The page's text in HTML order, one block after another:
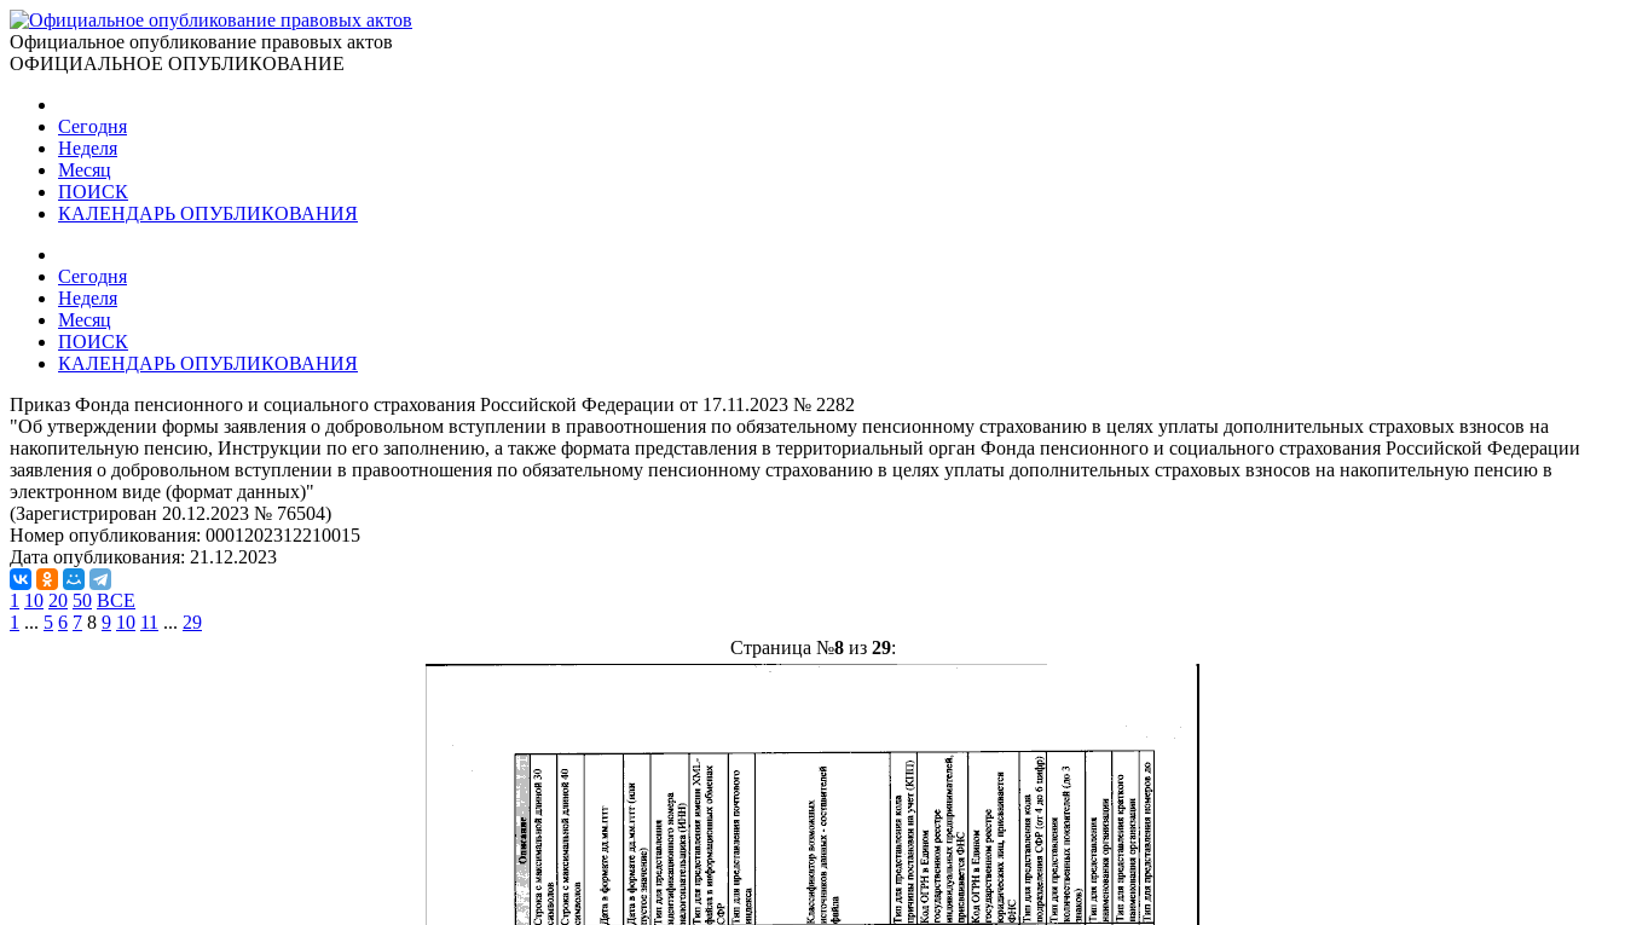
Официальное опубликование правовых актов
ОФИЦИАЛЬНОЕ ОПУБЛИКОВАНИЕ
Сегодня
Неделя
Месяц
ПОИСК
КАЛЕНДАРЬ ОПУБЛИКОВАНИЯ
Сегодня
Неделя
Месяц
ПОИСК
КАЛЕНДАРЬ ОПУБЛИКОВАНИЯ
Приказ Фонда пенсионного и социального страхования Российской Федерации от 17.11.2023 № 2282
"Об утверждении формы заявления о добровольном вступлении в правоотношения по обязательному пенсионному страхованию в целях уплаты дополнительных страховых взносов на
накопительную пенсию, Инструкции по его заполнению, а также формата представления в территориальный орган Фонда пенсионного и социального страхования Российской Федерации
заявления о добровольном вступлении в правоотношения по обязательному пенсионному страхованию в целях уплаты дополнительных страховых взносов на накопительную пенсию в
электронном виде (формат данных)"
(Зарегистрирован 20.12.2023 № 76504)
Номер опубликования: 0001202312210015
Дата опубликования: 21.12.2023
1 10 20 50 ВСЕ
1 ... 5 6 7 8 9 10 11 ... 29
Страница №8из 29: